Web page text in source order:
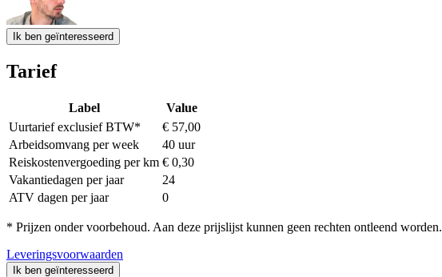
Ik ben geïnteresseerd
Tarief
Label
Value
Uurtarief exclusief BTW*
€ 57,00
Arbeidsomvang per week
40 uur
Reiskostenvergoeding per km € 0,30
Vakantiedagen per jaar
24
ATV dagen per jaar
0
* Prijzen onder voorbehoud. Aan deze prijslijst kunnen geen rechten ontleend worden.
Leveringsvoorwaarden
Ik ben geïnteresseerd